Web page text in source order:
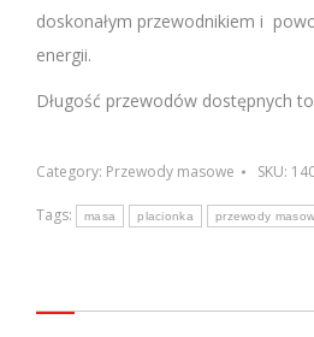
doskonałym przewodnikiem i
energii.
Długość przewodów dostępnych
Category: Przewody masowe SKU:
Tags: masa placionka przewody